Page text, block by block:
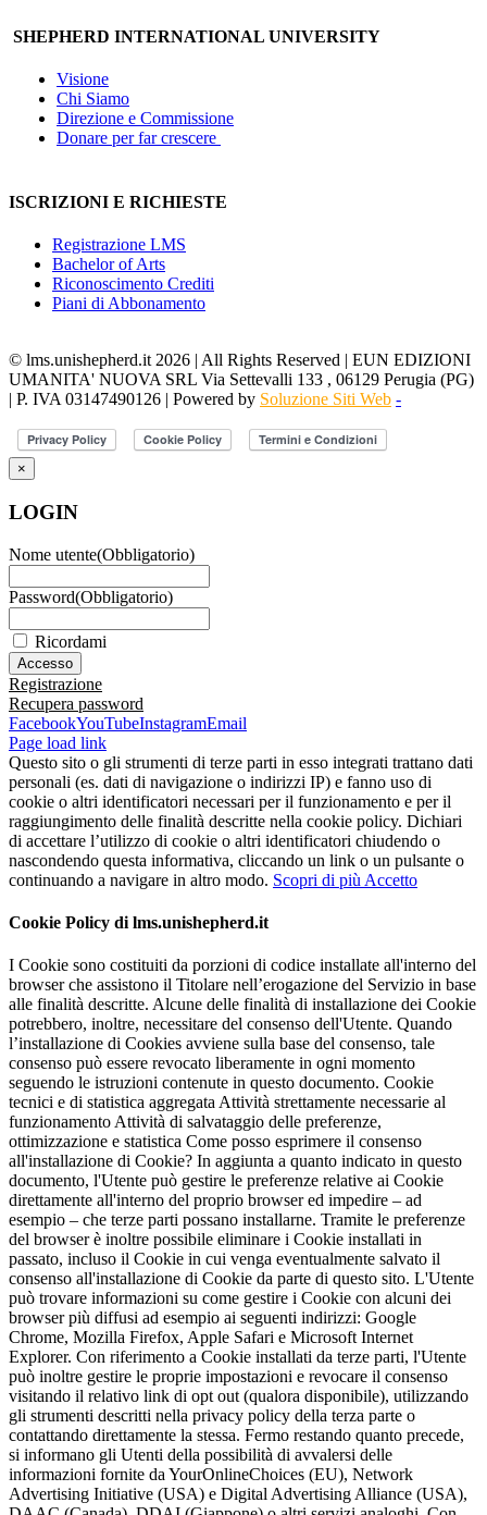
SHEPHERD INTERNATIONAL UNIVERSITY
Visione
Chi Siamo
Direzione e Commissione
Donare per far crescere
ISCRIZIONI E RICHIESTE
Registrazione LMS
Bachelor of Arts
Riconoscimento Crediti
Piani di Abbonamento
© lms.unishepherd.it 2026 | All Rights Reserved | EUN EDIZIONI
UMANITA' NUOVA SRL Via Settevalli 133 , 06129 Perugia (PG)
| P. IVA 03147490126 | Powered by Soluzione Siti Web -
×
LOGIN
Nome utente(Obbligatorio)
Password(Obbligatorio)
Ricordami
Registrazione
Recupera password
FacebookYouTubeInstagramEmail
Page load link
Questo sito o gli strumenti di terze parti in esso integrati trattano dati
personali (es. dati di navigazione o indirizzi IP) e fanno uso di
cookie o altri identificatori necessari per il funzionamento e per il
raggiungimento delle finalità descritte nella cookie policy. Dichiari
di accettare l’utilizzo di cookie o altri identificatori chiudendo o
nascondendo questa informativa, cliccando un link o un pulsante o
continuando a navigare in altro modo. Scopri di più Accetto
Cookie Policy di lms.unishepherd.it
I Cookie sono costituiti da porzioni di codice installate all'interno del
browser che assistono il Titolare nell’erogazione del Servizio in base
alle finalità descritte. Alcune delle finalità di installazione dei Cookie
potrebbero, inoltre, necessitare del consenso dell'Utente. Quando
l’installazione di Cookies avviene sulla base del consenso, tale
consenso può essere revocato liberamente in ogni momento
seguendo le istruzioni contenute in questo documento. Cookie
tecnici e di statistica aggregata Attività strettamente necessarie al
funzionamento Attività di salvataggio delle preferenze,
ottimizzazione e statistica Come posso esprimere il consenso
all'installazione di Cookie? In aggiunta a quanto indicato in questo
documento, l'Utente può gestire le preferenze relative ai Cookie
direttamente all'interno del proprio browser ed impedire – ad
esempio – che terze parti possano installarne. Tramite le preferenze
del browser è inoltre possibile eliminare i Cookie installati in
passato, incluso il Cookie in cui venga eventualmente salvato il
consenso all'installazione di Cookie da parte di questo sito. L'Utente
può trovare informazioni su come gestire i Cookie con alcuni dei
browser più diffusi ad esempio ai seguenti indirizzi: Google
Chrome, Mozilla Firefox, Apple Safari e Microsoft Internet
Explorer. Con riferimento a Cookie installati da terze parti, l'Utente
può inoltre gestire le proprie impostazioni e revocare il consenso
visitando il relativo link di opt out (qualora disponibile), utilizzando
gli strumenti descritti nella privacy policy della terza parte o
contattando direttamente la stessa. Fermo restando quanto precede,
si informano gli Utenti della possibilità di avvalersi delle
informazioni fornite da YourOnlineChoices (EU), Network
Advertising Initiative (USA) e Digital Advertising Alliance (USA),